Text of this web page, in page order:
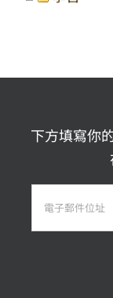
下方填寫你